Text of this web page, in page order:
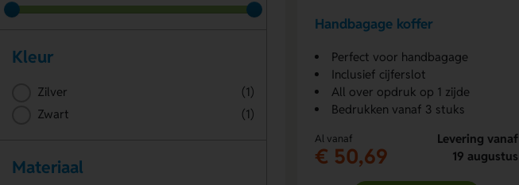
Handbagage koffer
Perfect voor handbagage
Inclusief cijferslot
All over opdruk op 1 zijde
Bedrukken vanaf 3 stuks
Al vanaf
€ 50,69
Levering vanaf
19 augustus
Kleur
Zilver
(1)
Zwart
(1)
Materiaal